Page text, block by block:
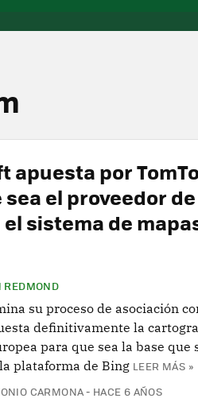
apuesta por
el proveedor
sistema de
REDMOND
su proceso de asociación
definitivamente la
para que sea la base que
plataforma de Bing LEER MÁS »
CARMONA HACE 6 AÑOS